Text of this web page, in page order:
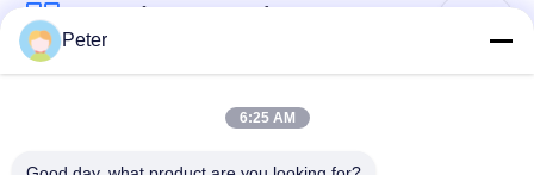
Λαϊκή κατηγορία
Εσωτερική οθόνη
Peter
6:25 AM